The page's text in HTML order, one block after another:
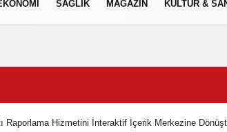
SAĞLIK MAGAZİN KÜLTÜR &
Raporlama Hizmetini İnteraktif İçerik Merkezine